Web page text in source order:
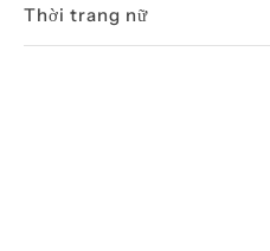
Thời trang nữ